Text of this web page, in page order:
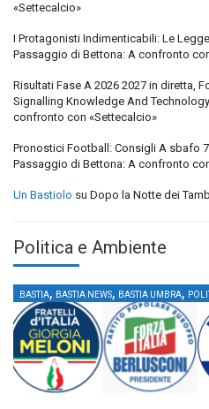
«Settecalcio»
I Protagonisti Indimenticabili: Le
Passaggio di Bettona: A confronto
Risultati Fase A 2026 2027 in diretta,
Signalling Knowledge And Technology
confronto con «Settecalcio»
Pronostici Football: Consigli A sbafo
Passaggio di Bettona: A confronto
Un Bastiolo su Dopo la Notte dei
Politica e Ambiente
BASTIA, BASTIA NEWS, BASTIA UMBRA,